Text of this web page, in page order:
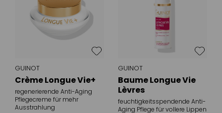
GUINOT
Crème Longue Vie+
regenerierende Anti-Aging
Pflegecreme für mehr
Ausstrahlung
GUINOT
Baume Longue Vie
Lèvres
feuchtigkeitsspendende Anti-
Aging Pflege für vollere Lippen